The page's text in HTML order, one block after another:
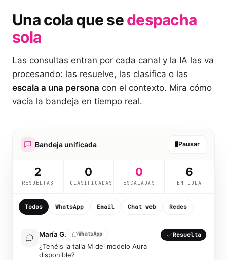
Una cola que sedespacha
sola
Las consultas entran por cada canal y la IA las va
procesando: las resuelve, las clasifica o las
escala a una persona con el contexto. Mira cómo
vacía la bandeja en tiempo real.
Bandeja unificada Pausar
3
RESUELTAS
0
CLASIFICADAS
0
ESCALADAS
5
EN COLA
Todos WhatsApp Email Chat web Redes
María G. WhatsApp
¿Tenéis la talla M del modelo Aura
disponible?
Resuelta